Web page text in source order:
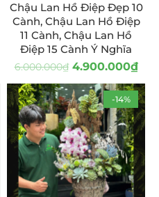
Chậu Lan Hồ Điệp Đẹp 10
Cành, Chậu Lan Hồ Điệp
11 Cành, Chậu Lan Hồ
Điệp 15 Cành Ý Nghĩa
6.000.000₫ 4.900.000₫
-14%